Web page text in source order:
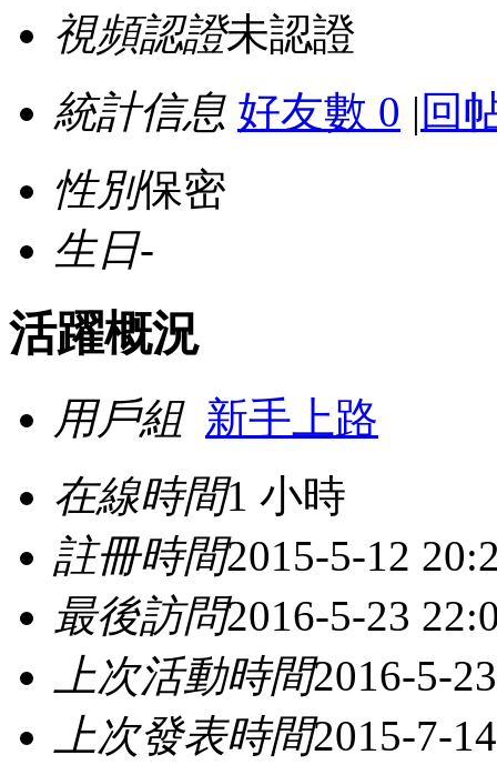
視頻認證未認證
統計信息 好友數 0 | 回
性別保密
生日-
活躍概況
用戶組 新手上路
在線時間1 小時
註冊時間2015-5-12
最後訪問2016-5-23
上次活動時間2016-5-
上次發表時間2015-7-